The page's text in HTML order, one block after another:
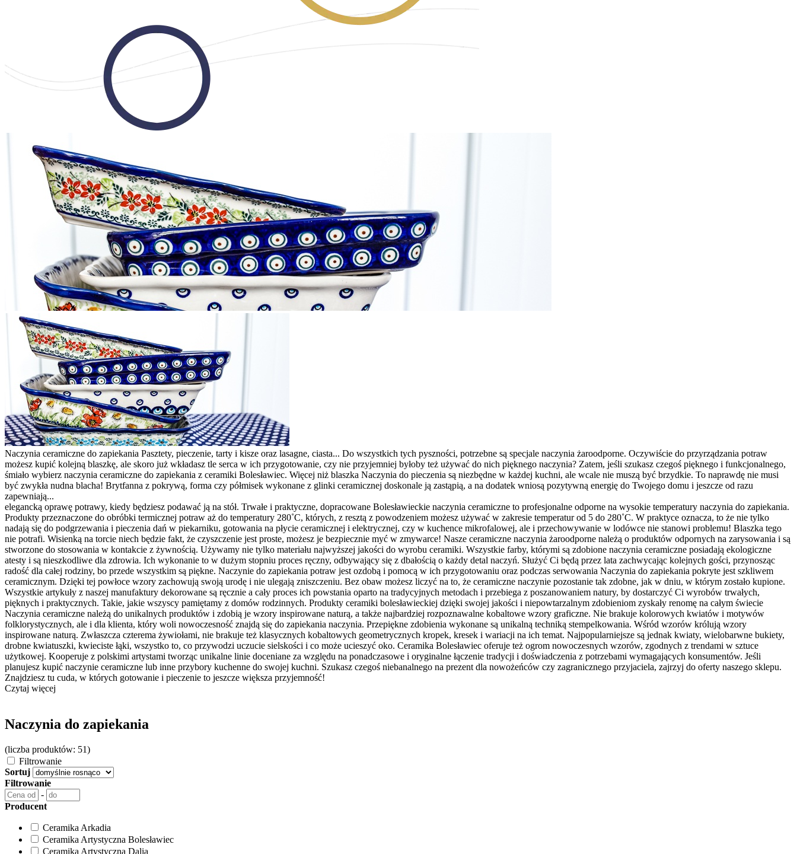
Naczynia ceramiczne do zapiekania Pasztety, pieczenie, tarty i kisze oraz lasagne, ciasta... Do wszystkich tych pyszności, potrzebne są specjale naczynia żaroodporne. Oczywiście do przyrządzania potraw
możesz kupić kolejną blaszkę, ale skoro już wkładasz tle serca w ich przygotowanie, czy nie przyjemniej byłoby też używać do nich pięknego naczynia? Zatem, jeśli szukasz czegoś pięknego i funkcjonalnego,
śmiało wybierz naczynia ceramiczne do zapiekania z ceramiki Bolesławiec. Więcej niż blaszka Naczynia do pieczenia są niezbędne w każdej kuchni, ale wcale nie muszą być brzydkie. To naprawdę nie musi
być zwykła nudna blacha! Brytfanna z pokrywą, forma czy półmisek wykonane z glinki ceramicznej doskonale ją zastąpią, a na dodatek wniosą pozytywną energię do Twojego domu i jeszcze od razu
zapewniają...
elegancką oprawę potrawy, kiedy będziesz podawać ją na stół. Trwałe i praktyczne, dopracowane Bolesławieckie naczynia ceramiczne to profesjonalne odporne na wysokie temperatury naczynia do zapiekania.
Produkty przeznaczone do obróbki termicznej potraw aż do temperatury 280˚C, których, z resztą z powodzeniem możesz używać w zakresie temperatur od 5 do 280˚C. W praktyce oznacza, to że nie tylko
nadają się do podgrzewania i pieczenia dań w piekarniku, gotowania na płycie ceramicznej i elektrycznej, czy w kuchence mikrofalowej, ale i przechowywanie w lodówce nie stanowi problemu! Blaszka tego
nie potrafi. Wisienką na torcie niech będzie fakt, że czyszczenie jest proste, możesz je bezpiecznie myć w zmywarce! Nasze ceramiczne naczynia żaroodporne należą o produktów odpornych na zarysowania i są
stworzone do stosowania w kontakcie z żywnością. Używamy nie tylko materiału najwyższej jakości do wyrobu ceramiki. Wszystkie farby, którymi są zdobione naczynia ceramiczne posiadają ekologiczne
atesty i są nieszkodliwe dla zdrowia. Ich wykonanie to w dużym stopniu proces ręczny, odbywający się z dbałością o każdy detal naczyń. Służyć Ci będą przez lata zachwycając kolejnych gości, przynosząc
radość dla całej rodziny, bo przede wszystkim są piękne. Naczynie do zapiekania potraw jest ozdobą i pomocą w ich przygotowaniu oraz podczas serwowania Naczynia do zapiekania pokryte jest szkliwem
ceramicznym. Dzięki tej powłoce wzory zachowują swoją urodę i nie ulegają zniszczeniu. Bez obaw możesz liczyć na to, że ceramiczne naczynie pozostanie tak zdobne, jak w dniu, w którym zostało kupione.
Wszystkie artykuły z naszej manufaktury dekorowane są ręcznie a cały proces ich powstania oparto na tradycyjnych metodach i przebiega z poszanowaniem natury, by dostarczyć Ci wyrobów trwałych,
pięknych i praktycznych. Takie, jakie wszyscy pamiętamy z domów rodzinnych. Produkty ceramiki bolesławieckiej dzięki swojej jakości i niepowtarzalnym zdobieniom zyskały renomę na całym świecie
Naczynia ceramiczne należą do unikalnych produktów i zdobią je wzory inspirowane naturą, a także najbardziej rozpoznawalne kobaltowe wzory graficzne. Nie brakuje kolorowych kwiatów i motywów
folklorystycznych, ale i dla klienta, który woli nowoczesność znajdą się do zapiekania naczynia. Przepiękne zdobienia wykonane są unikalną techniką stempelkowania. Wśród wzorów królują wzory
inspirowane naturą. Zwłaszcza czterema żywiołami, nie brakuje też klasycznych kobaltowych geometrycznych kropek, kresek i wariacji na ich temat. Najpopularniejsze są jednak kwiaty, wielobarwne bukiety,
drobne kwiatuszki, kwieciste łąki, wszystko to, co przywodzi uczucie sielskości i co może ucieszyć oko. Ceramika Bolesławiec oferuje też ogrom nowoczesnych wzorów, zgodnych z trendami w sztuce
użytkowej. Kooperuje z polskimi artystami tworząc unikalne linie doceniane za względu na ponadczasowe i oryginalne łączenie tradycji i doświadczenia z potrzebami wymagających konsumentów. Jeśli
planujesz kupić naczynie ceramiczne lub inne przybory kuchenne do swojej kuchni. Szukasz czegoś niebanalnego na prezent dla nowożeńców czy zagranicznego przyjaciela, zajrzyj do oferty naszego sklepu.
Znajdziesz tu cuda, w których gotowanie i pieczenie to jeszcze większa przyjemność!
Czytaj więcej
Naczynia do zapiekania
(liczba produktów: 51)
Filtrowanie
Sortuj
Filtrowanie
-
Producent
Ceramika Arkadia
Ceramika Artystyczna Bolesławiec
Ceramika Artystyczna Dalia